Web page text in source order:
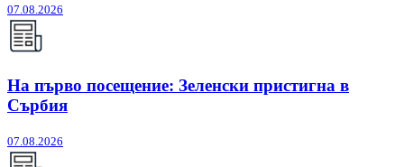
07.08.2026
На първо посещение: Зеленски пристигна в
Сърбия
07.08.2026